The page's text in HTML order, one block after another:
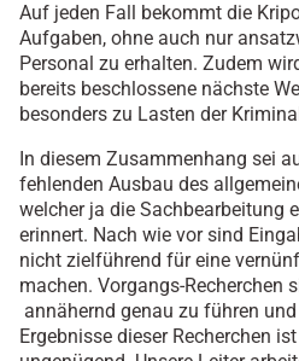
Auf jeden Fall bekommt die
Aufgaben, ohne auch nur
Personal zu erhalten. Zudem
bereits beschlossene nächste
besonders zu Lasten der
In diesem Zusammenhang sei
fehlenden Ausbau des
welcher ja die Sachbearbeitung
erinnert. Nach wie vor sind
nicht zielführend für eine
machen. Vorgangs-Recherchen
annähernd genau zu führen
Ergebnisse dieser Recherchen